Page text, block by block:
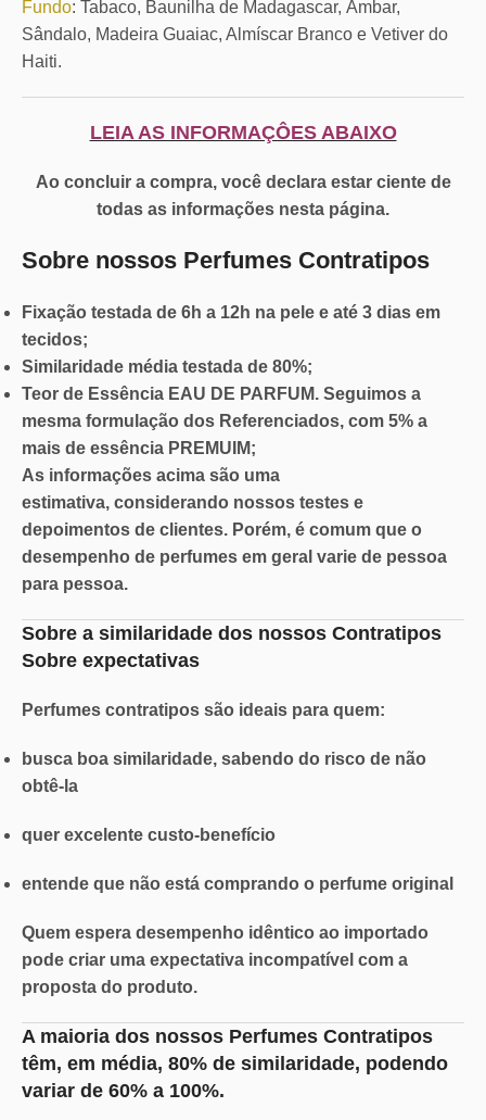
Fundo: Tabaco, Baunilha de Madagascar, Âmbar,
Sândalo, Madeira Guaiac, Almíscar Branco e Vetiver do
Haiti.
LEIA AS INFORMAÇÔES ABAIXO
Ao concluir a compra, você declara estar ciente de
todas as informações nesta página.
Sobre nossos Perfumes Contratipos
Fixação testada de 6h a 12h na pele e até 3 dias em
tecidos;
Similaridade média testada de 80%;
Teor de Essência EAU DE PARFUM. Seguimos a
mesma formulação dos Referenciados, com 5% a
mais de essência PREMUIM;
As informações acima são uma
estimativa, considerando nossos testes e
depoimentos de clientes. Porém, é comum que o
desempenho de perfumes em geral varie de pessoa
para pessoa.
Sobre a similaridade dos nossos Contratipos
Sobre expectativas
Perfumes contratipos são ideais para quem:
busca boa similaridade, sabendo do risco de não
obtê-la
quer excelente custo-benefício
entende que não está comprando o perfume original
Quem espera desempenho idêntico ao importado
pode criar uma expectativa incompatível com a
proposta do produto.
A maioria dos nossos Perfumes Contratipos
têm, em média, 80% de similaridade, podendo
variar de 60% a 100%.